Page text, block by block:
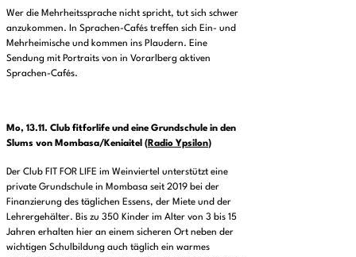
Wer die Mehrheitssprache nicht spricht, tut sich schwer
anzukommen. In Sprachen-Cafés treffen sich Ein- und
Mehrheimische und kommen ins Plaudern. Eine
Sendung mit Portraits von in Vorarlberg aktiven
Sprachen-Cafés.
Mo, 13.11. Club fitforlife und eine Grundschule in den
Slums von Mombasa/Keniaitel ( Radio Ypsilon)
Der Club FIT FOR LIFE im Weinviertel unterstützt eine
private Grundschule in Mombasa seit 2019 bei der
Finanzierung des täglichen Essens, der Miete und der
Lehrergehälter. Bis zu 350 Kinder im Alter von 3 bis 15
Jahren erhalten hier an einem sicheren Ort neben der
wichtigen Schulbildung auch täglich ein warmes